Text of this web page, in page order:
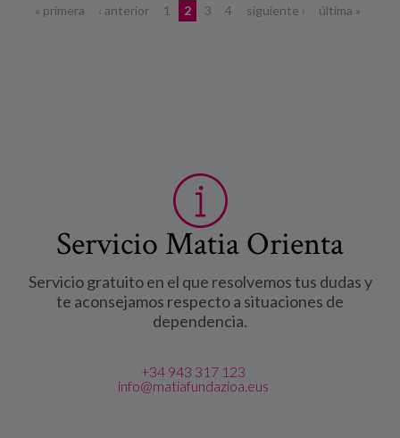
Páginas
« primera ‹ anterior 1 2 3 4 siguiente › última »
Servicio Matia Orienta
Servicio gratuito en el que resolvemos tus dudas y
te aconsejamos respecto a situaciones de
dependencia.
+34 943 317 123
info@matiafundazioa.eus